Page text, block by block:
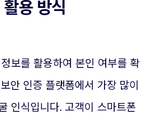
용 방식
보를 활용하여 본인 여부를 확
안 인증 플랫폼에서 가장 많이
인식입니다. 고객이 스마트폰